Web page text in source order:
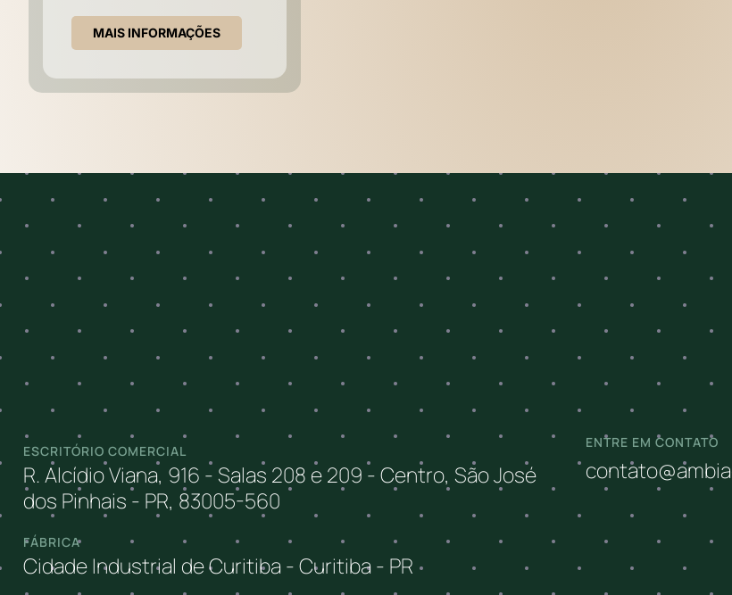
MAIS INFORMAÇÕES
ESCRITÓRIO COMERCIAL
R. Alcídio Viana, 916 - Salas 208 e 209 - Centro, São José
dos Pinhais - PR, 83005-560
FÁBRICA
Cidade Industrial de Curitiba - Curitiba - PR
ENTRE EM CONTATO